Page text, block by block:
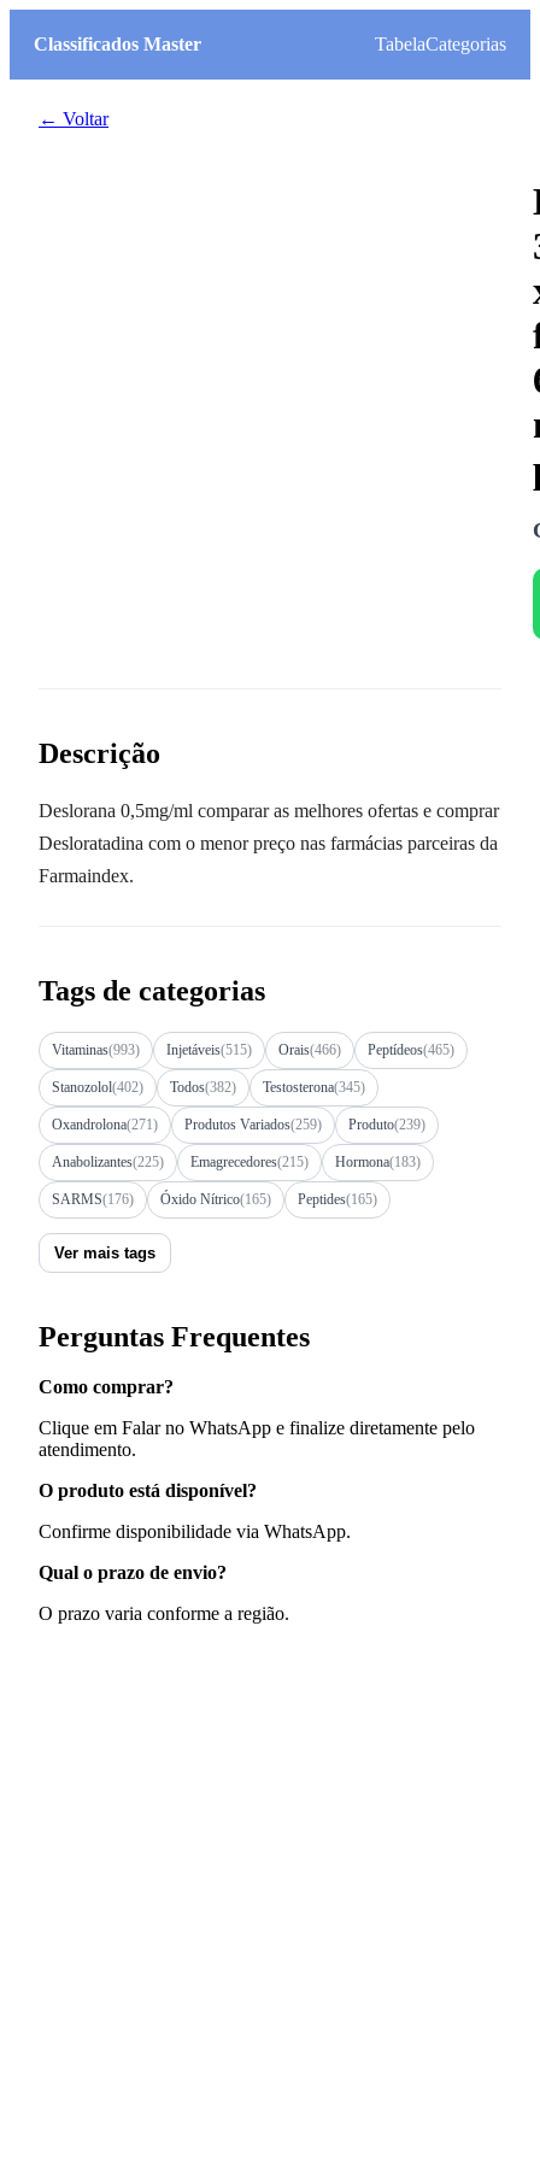
Classificados Master TabelaCategorias
← Voltar
Descrição
Deslorana 0,5mg/ml comparar as melhores ofertas e comprar
Desloratadina com o menor preço nas farmácias parceiras da
Farmaindex.
Tags de categorias
Vitaminas(993) Injetáveis(515) Orais(466) Peptídeos(465)
Stanozolol(402) Todos(382) Testosterona(345)
Oxandrolona(271) Produtos Variados(259) Produto(239)
Anabolizantes(225) Emagrecedores(215) Hormona(183)
SARMS(176) Óxido Nítrico(165) Peptides(165)
Ver mais tags
Perguntas Frequentes
Como comprar?
Clique em Falar no WhatsApp e finalize diretamente pelo
atendimento.
O produto está disponível?
Confirme disponibilidade via WhatsApp.
Qual o prazo de envio?
O prazo varia conforme a região.